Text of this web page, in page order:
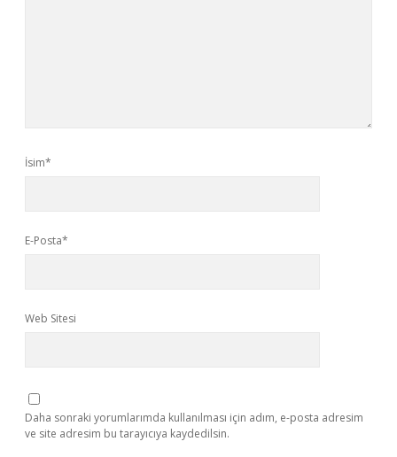
İsim*
E-Posta*
Web Sitesi
Daha sonraki yorumlarımda kullanılması için adım, e-posta adresim
ve site adresim bu tarayıcıya kaydedilsin.